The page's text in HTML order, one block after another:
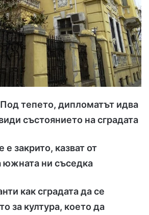
i
l
тепето, дипломатът идва
състоянието на сградата
е закрито, казват от
южната ни съседка
как сградата да се
за култура, което да